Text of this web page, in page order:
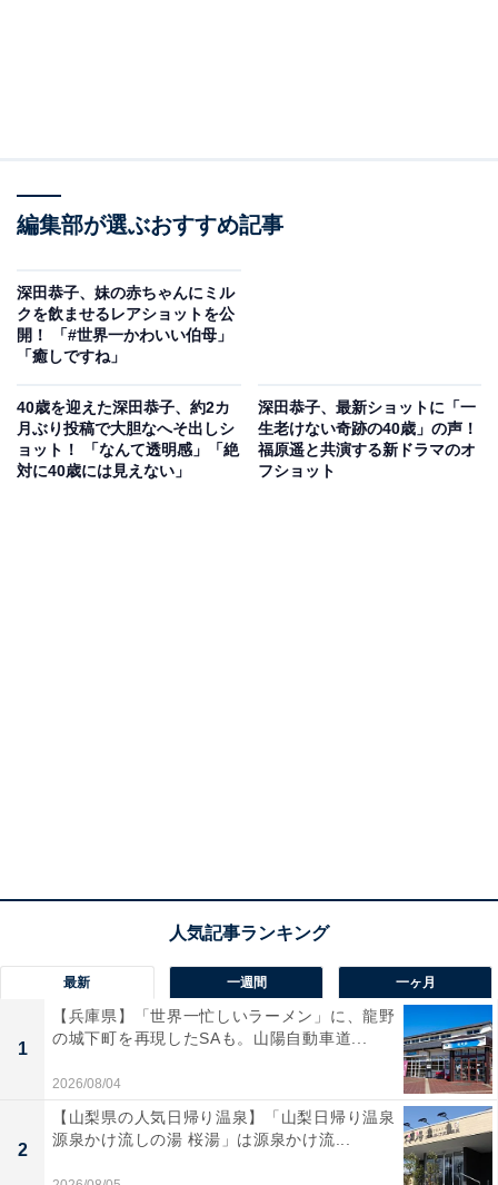
編集部が選ぶおすすめ記事
深田恭子、妹の赤ちゃんにミル
クを飲ませるレアショットを公
開！ 「#世界一かわいい伯母」
「癒しですね」
40歳を迎えた深田恭子、約2カ
月ぶり投稿で大胆なへそ出しシ
ョット！ 「なんて透明感」「絶
対に40歳には見えない」
深田恭子、最新ショットに「一
生老けない奇跡の40歳」の声！
福原遥と共演する新ドラマのオ
フショット
最新 一週間 一ヶ月
1
【兵庫県】「世界一忙しいラーメン」に、龍野
の城下町を再現したSAも。山陽自動車道...
2026/08/04
2
【山梨県の人気日帰り温泉】「山梨日帰り温泉
源泉かけ流しの湯 桜湯」は源泉かけ流...